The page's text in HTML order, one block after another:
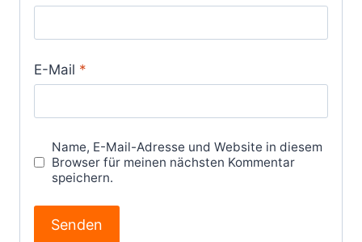
E-Mail *
Name, E-Mail-Adresse und Website in diesem
Browser für meinen nächsten Kommentar
speichern.